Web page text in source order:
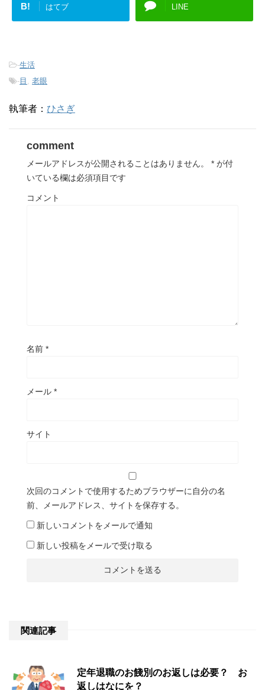
B! はてブ LINE
-生活
-目 老眼
執筆者： ひさぎ
comment
メールアドレスが公開されることはありません。 * が付
いている欄は必須項目です
コメント
名前 *
メール *
サイト
次回のコメントで使用するためブラウザーに自分の名
前、メールアドレス、サイトを保存する。
新しいコメントをメールで通知
新しい投稿をメールで受け取る
関連記事
定年退職のお餞別のお返しは必要？ お
返しはなにを？